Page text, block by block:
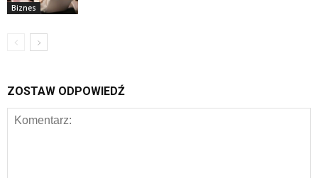
Biznes
ZOSTAW ODPOWIEDŹ